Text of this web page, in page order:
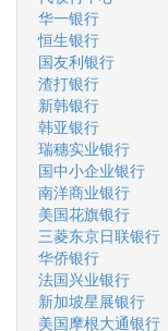
华一银行
恒生银行
国友利银行
渣打银行
新韩银行
韩亚银行
瑞穗实业银行
国中小企业银行
南洋商业银行
美国花旗银行
三菱东京日联银行
华侨银行
法国兴业银行
新加坡星展银行
美国摩根大通银行